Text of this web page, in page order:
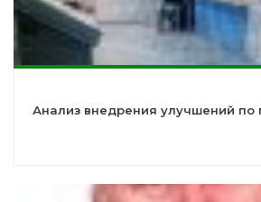
Анализ внедрения улучшений по